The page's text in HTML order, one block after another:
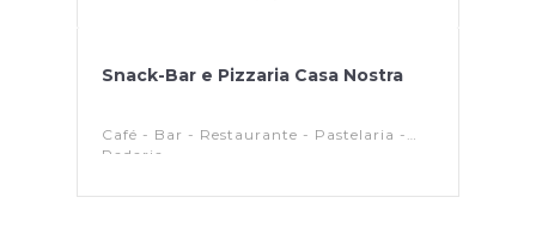
Snack-Bar e Pizzaria Casa Nostra
Café - Bar - Restaurante - Pastelaria -
Padaria